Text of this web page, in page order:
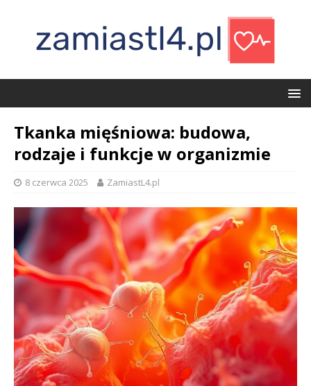
Tkanka mięśniowa: budowa,
rodzaje i funkcje w organizmie
8 czerwca 2025 ZamiastL4.pl